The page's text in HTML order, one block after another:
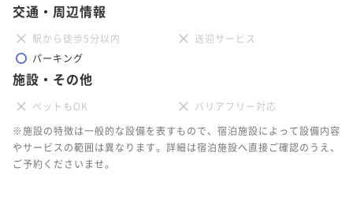
交通・周辺情報
駅から徒歩5分以内
送迎サービス
パーキング
施設・その他
ペットもOK
バリアフリー対応
※施設の特徴は一般的な設備を表すもので、宿泊施設によって設備内容
やサービスの範囲は異なります。詳細は宿泊施設へ直接ご確認のうえ、
ご予約くださいませ。